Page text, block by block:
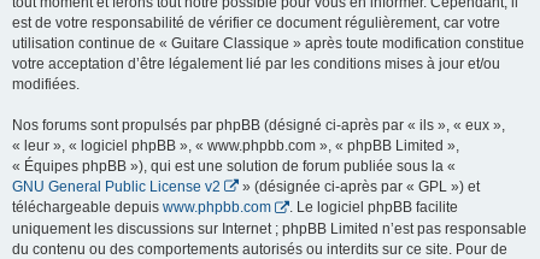
est de votre responsabilité de vérifier ce document régulièrement, car votre
utilisation continue de « Guitare Classique » après toute modification constitue
votre acceptation d’être légalement lié par les conditions mises à jour et/ou
modifiées.
Nos forums sont propulsés par phpBB (désigné ci-après par « ils », « eux »,
« leur », « logiciel phpBB », « www.phpbb.com », « phpBB Limited »,
« Équipes phpBB »), qui est une solution de forum publiée sous la «
GNU General Public License v2
» (désignée ci-après par « GPL ») et
téléchargeable depuis www.phpbb.com
. Le logiciel phpBB facilite
uniquement les discussions sur Internet ; phpBB Limited n’est pas responsable
du contenu ou des comportements autorisés ou interdits sur ce site. Pour de